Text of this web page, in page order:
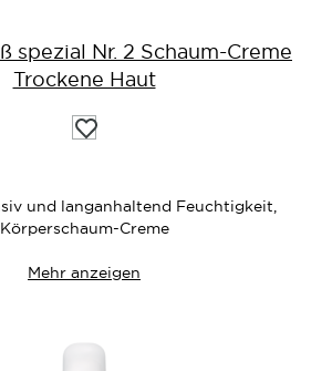
spezial Nr. 2 Schaum-Creme
Trockene Haut
Auf
die
und langanhaltend Feuchtigkeit,
Körperschaum-Creme
Mehr anzeigen